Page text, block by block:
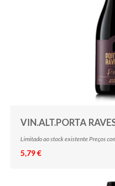
VIN.ALT.PORTA
Limitado ao stock existente Preços
5,79 €